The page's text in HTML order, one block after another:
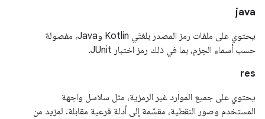
java
يحتوي على ملفات رمز المصدر بلغتَي Kotlin وJava، مفصولة
حسب أسماء الحِزم، بما في ذلك رمز اختبار JUnit.
res
يحتوي على جميع الموارد غير الرمزية، مثل سلاسل واجهة
المستخدم وصور النقطية، مقسّمة إلى أدلة فرعية مقابلة. لمزيد من